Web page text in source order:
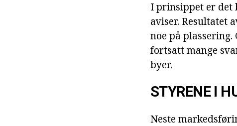
I prinsippet er det
aviser. Resultatet
noe på
fortsatt mange
byer.
STYRENE I
Neste